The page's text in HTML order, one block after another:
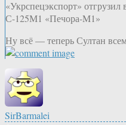
«Укрспецэкспорт»
С-125М1 «Печора-M1»
Ну всё — теперь Султан
SirBarmalei